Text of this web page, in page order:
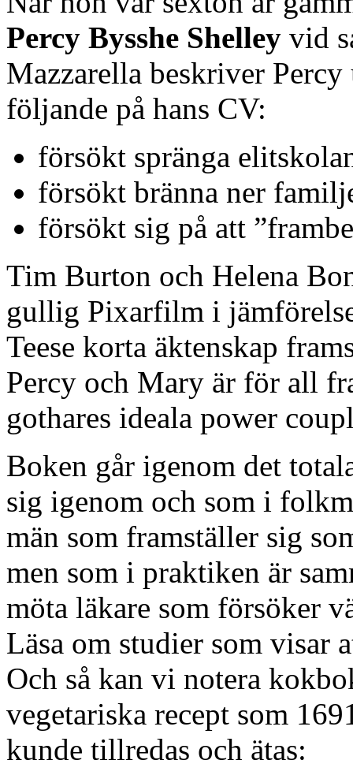
Percy Bysshe Shelley vid
Mazzarella beskriver
följande på hans CV:
försökt spränga
försökt bränna ner
försökt sig på att
Tim Burton och Helena
gullig Pixarfilm i
Teese korta äktenskap
Percy och Mary är för all
gothares ideala power
Boken går igenom det
sig igenom och som i
män som framställer sig
men som i praktiken är
möta läkare som försöker
Läsa om studier som visar
Och så kan vi notera
vegetariska recept som
kunde tillredas och ätas: